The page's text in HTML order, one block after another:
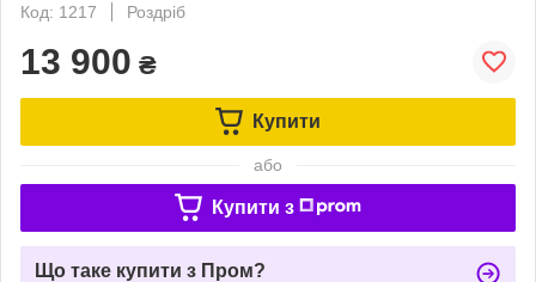
Код: 1217
Роздріб
13 900 ₴
Купити
або
Купити з
Що таке купити з Пром?